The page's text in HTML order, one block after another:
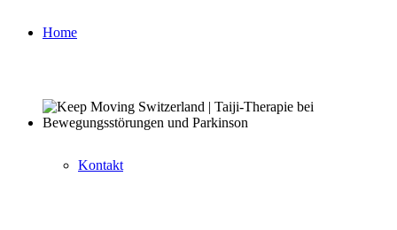
Home
Kontakt